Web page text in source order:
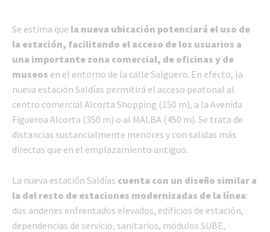
Se estima que la nueva ubicación potenciará el uso de
la estación, facilitando el acceso de los usuarios a
una importante zona comercial, de oficinas y de
museos en el entorno de la calle Salguero. En efecto, la
nueva estación Saldías permitirá el acceso peatonal al
centro comercial Alcorta Shopping (150 m), a la Avenida
Figueroa Alcorta (350 m) o al MALBA (450 m). Se trata de
distancias sustancialmente menores y con salidas más
directas que en el emplazamiento antiguo.
La nueva estación Saldías cuenta con un diseño similar a
la del resto de estaciones modernizadas de la línea:
dos andenes enfrentados elevados, edificios de estación,
dependencias de servicio, sanitarios, módulos SUBE,